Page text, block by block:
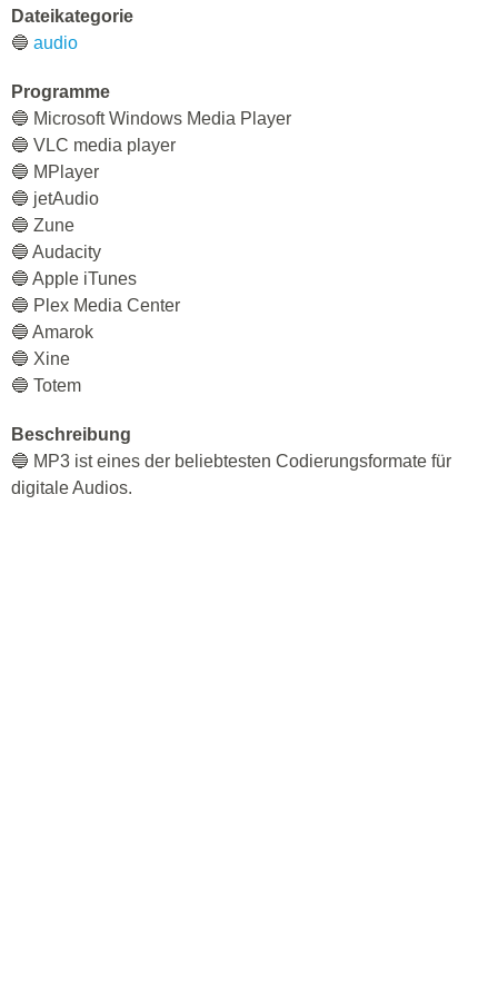
Dateikategorie
🔵 audio
Programme
🔵 Microsoft Windows Media Player
🔵 VLC media player
🔵 MPlayer
🔵 jetAudio
🔵 Zune
🔵 Audacity
🔵 Apple iTunes
🔵 Plex Media Center
🔵 Amarok
🔵 Xine
🔵 Totem
Beschreibung
🔵 MP3 ist eines der beliebtesten Codierungsformate für
digitale Audios.